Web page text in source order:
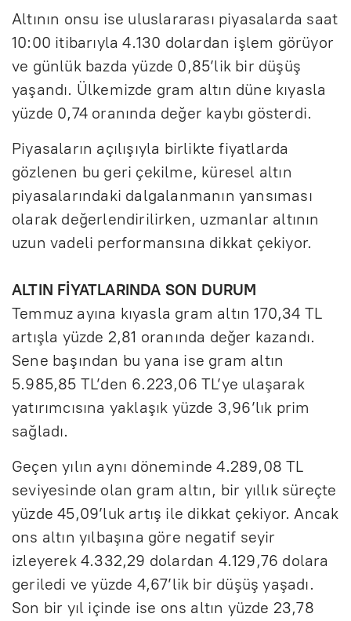
Altının onsu ise uluslararası piyasalarda saat
10:00 itibarıyla 4.130 dolardan işlem görüyor
ve günlük bazda yüzde 0,85’lik bir düşüş
yaşandı. Ülkemizde gram altın düne kıyasla
yüzde 0,74 oranında değer kaybı gösterdi.
Piyasaların açılışıyla birlikte fiyatlarda
gözlenen bu geri çekilme, küresel altın
piyasalarındaki dalgalanmanın yansıması
olarak değerlendirilirken, uzmanlar altının
uzun vadeli performansına dikkat çekiyor.
ALTIN FİYATLARINDA SON DURUM
Temmuz ayına kıyasla gram altın 170,34 TL
artışla yüzde 2,81 oranında değer kazandı.
Sene başından bu yana ise gram altın
5.985,85 TL’den 6.223,06 TL’ye ulaşarak
yatırımcısına yaklaşık yüzde 3,96’lık prim
sağladı.
Geçen yılın aynı döneminde 4.289,08 TL
seviyesinde olan gram altın, bir yıllık süreçte
yüzde 45,09’luk artış ile dikkat çekiyor. Ancak
ons altın yılbaşına göre negatif seyir
izleyerek 4.332,29 dolardan 4.129,76 dolara
geriledi ve yüzde 4,67’lik bir düşüş yaşadı.
Son bir yıl içinde ise ons altın yüzde 23,78